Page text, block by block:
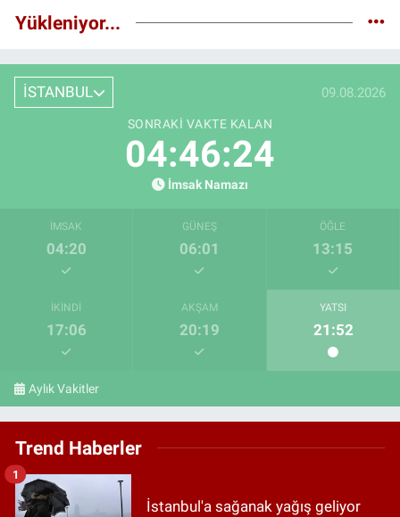
Yükleniyor...
İSTANBUL 09.08.2026
SONRAKI VAKTE KALAN
04:46:23
İmsak Namazı
İMSAK
04:20
GÜNEŞ
06:01
ÖĞLE
13:15
İKINDI
17:06
AKŞAM
20:19
YATSI
21:52
Aylık Vakitler
Trend Haberler
İstanbul'a sağanak yağış geliyor
1